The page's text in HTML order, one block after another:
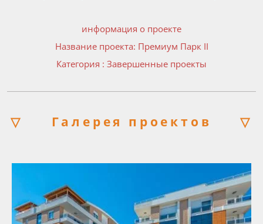
информация о проекте
Название проекта: Премиум Парк II
Категория : Завершенные проекты
▽ Галерея проектов▽